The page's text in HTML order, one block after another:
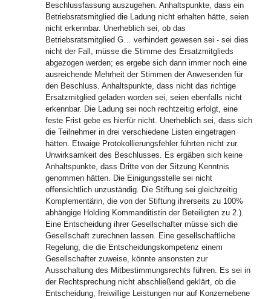
Beschlussfassung auszugehen. Anhaltspunkte, dass ein
Betriebsratsmitglied die Ladung nicht erhalten hätte, seien
nicht erkennbar. Unerheblich sei, ob das
Betriebsratsmitglied G… verhindert gewesen sei - sei dies
nicht der Fall, müsse die Stimme des Ersatzmitglieds
abgezogen werden; es ergebe sich dann immer noch eine
ausreichende Mehrheit der Stimmen der Anwesenden für
den Beschluss. Anhaltspunkte, dass nicht das richtige
Ersatzmitglied geladen worden sei, seien ebenfalls nicht
erkennbar. Die Ladung sei noch rechtzeitig erfolgt, eine
feste Frist gebe es hierfür nicht. Unerheblich sei, dass sich
die Teilnehmer in drei verschiedene Listen eingetragen
hätten. Etwaige Protokollierungsfehler führten nicht zur
Unwirksamkeit des Beschlusses. Es ergäben sich keine
Anhaltspunkte, dass Dritte von der Sitzung Kenntnis
genommen hätten. Die Einigungsstelle sei nicht
offensichtlich unzuständig. Die Stiftung sei gleichzeitig
Komplementärin, die von der Stiftung ihrerseits zu 100%
abhängige Holding Kommanditistin der Beteiligten zu 2.).
Eine Entscheidung ihrer Gesellschafter müsse sich die
Gesellschaft zurechnen lassen. Eine gesellschaftliche
Regelung, die die Entscheidungskompetenz einem
Gesellschafter zuweise, könnte ansonsten zur
Ausschaltung des Mitbestimmungsrechts führen. Es sei in
der Rechtsprechung nicht abschließend geklärt, ob die
Entscheidung, freiwillige Leistungen nur auf Konzernebene